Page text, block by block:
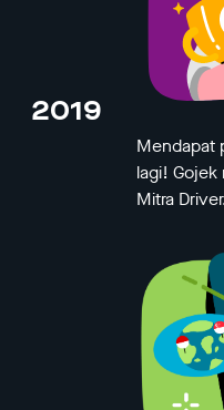
2019
Mendapat
lagi!
Mitra